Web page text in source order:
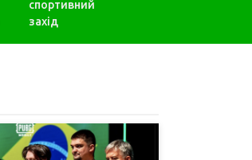
спортивний
захід